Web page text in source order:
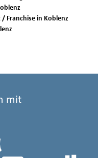
Gesundheit in Koblenz
Jobs für Freiberufler / Selbständigkeit / Franchise in Koblenz
in Koblenz
mit